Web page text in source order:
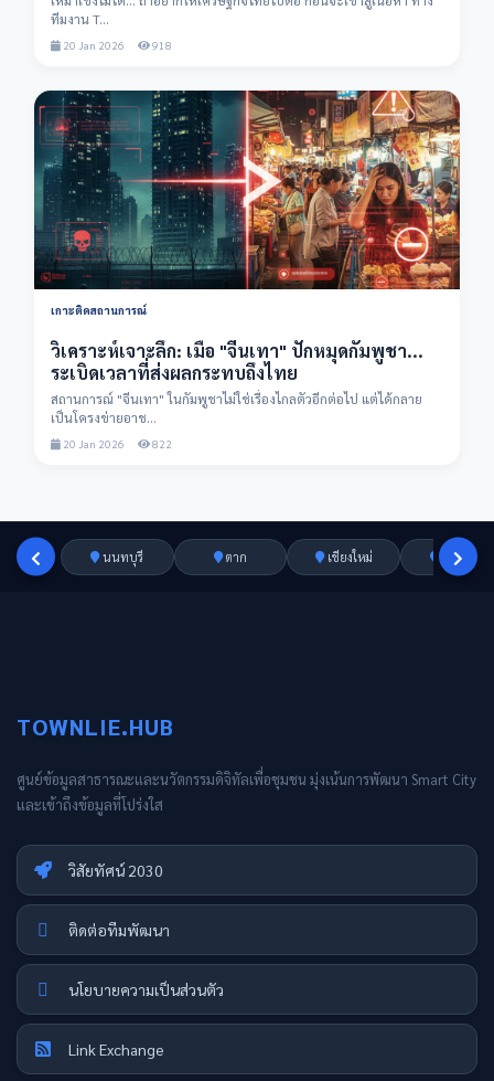
ทีมงาน T...
20 Jan 2026 918
เกาะติดสถานการณ์
วิเคราะห์เจาะลึก: เมื่อ "จีนเทา" ปักหมุดกัมพูชา...
ระเบิดเวลาที่ส่งผลกระทบถึงไทย
สถานการณ์ "จีนเทา" ในกัมพูชาไม่ใช่เรื่องไกลตัวอีกต่อไป แต่ได้กลาย
เป็นโครงข่ายอาช...
20 Jan 2026 822
นนทบุรี ตาก เชียงใหม่ อ่างทอง
TOWNLIE.HUB
ศูนย์ข้อมูลสาธารณะและนวัตกรรมดิจิทัลเพื่อชุมชน มุ่งเน้นการพัฒนา Smart City
และเข้าถึงข้อมูลที่โปร่งใส
วิสัยทัศน์ 2030
ติดต่อทีมพัฒนา
นโยบายความเป็นส่วนตัว
Link Exchange